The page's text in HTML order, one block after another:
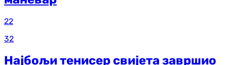
22
32
Најбољи тенисер свијета завршио